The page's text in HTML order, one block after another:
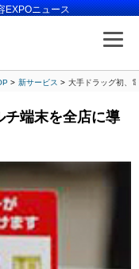
EXPOニュース
新サービス 大手ドラッグ初、
チ端末を全店に導